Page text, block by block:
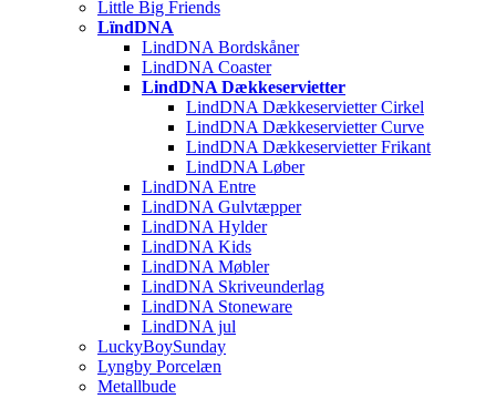
Little Big Friends
LïndDNA
LindDNA Bordskåner
LindDNA Coaster
LindDNA Dækkeservietter
LindDNA Dækkeservietter Cirkel
LindDNA Dækkeservietter Curve
LindDNA Dækkeservietter Frikant
LindDNA Løber
LindDNA Entre
LindDNA Gulvtæpper
LindDNA Hylder
LindDNA Kids
LindDNA Møbler
LindDNA Skriveunderlag
LindDNA Stoneware
LindDNA jul
LuckyBoySunday
Lyngby Porcelæn
Metallbude